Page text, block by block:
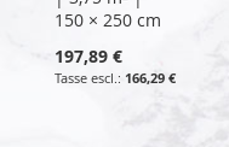
150 × 250 cm
197,89 €
166,29 €